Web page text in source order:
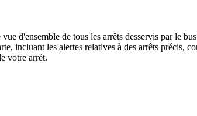
d'ensemble de tous les arrêts desservis par le
incluant les alertes relatives à des arrêts précis,
votre arrêt.